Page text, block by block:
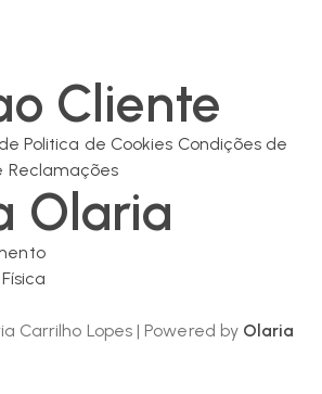
Cliente
Politica de Cookies Condições de
Reclamações
Olaria
Carrilho Lopes | Powered by Olaria